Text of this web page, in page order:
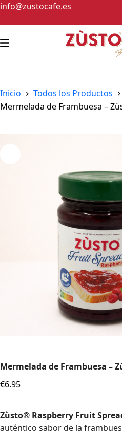
info@zustocafe.es
Inicio
Todos los Productos
Mermelada de Frambuesa –
Mermelada de Frambuesa –
€6.95
Zùsto® Raspberry Fruit
auténtico sabor de la